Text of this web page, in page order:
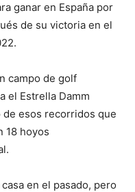
ganar en España por
de su victoria en el
campo de golf
el Estrella Damm
de esos recorridos que
18 hoyos
en el pasado, pero